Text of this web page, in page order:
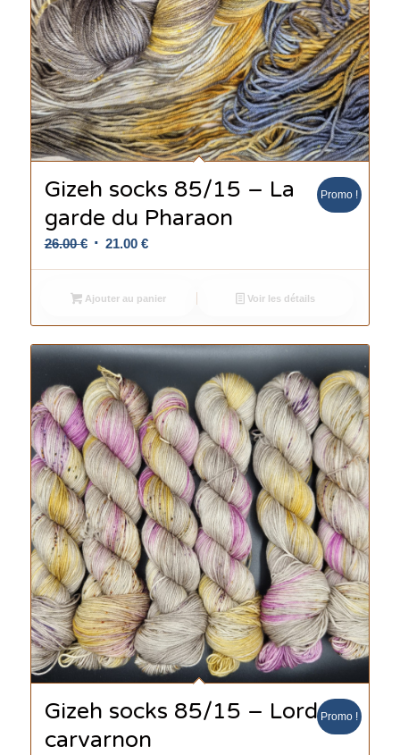
Gizeh socks 85/15 – La
garde du Pharaon
26.00€ Le
était :
26.00 €.
21.00 €Le
est :
21.00 €.
Promo !
Ajouter au panier Voir les détails
Gizeh socks 85/15 – Lord
carvarnon
Promo !